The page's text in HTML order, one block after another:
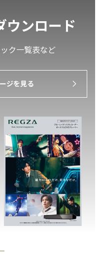
ウンロード
ク一覧表など
ジを見る